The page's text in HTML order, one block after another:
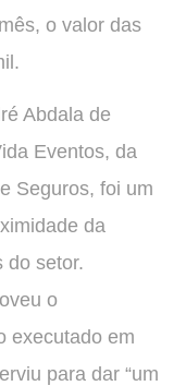
o valor das
Abdala de
Eventos, da
Seguros, foi um
da
do setor.
o
executado em
para dar “um